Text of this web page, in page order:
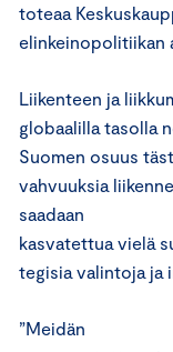
toteaa
elinkeinopolitiikan
Liikenteen ja
globaalilla tasolla
Suomen osuus
vahvuuksia
saadaan
kasvatettua vielä
tegisia valintoja ja
”Meidän